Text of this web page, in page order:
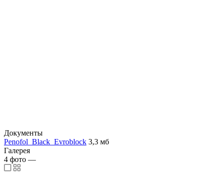
Документы
Penofol_Black_Evroblock 3,3 мб
Галерея
4 фото —